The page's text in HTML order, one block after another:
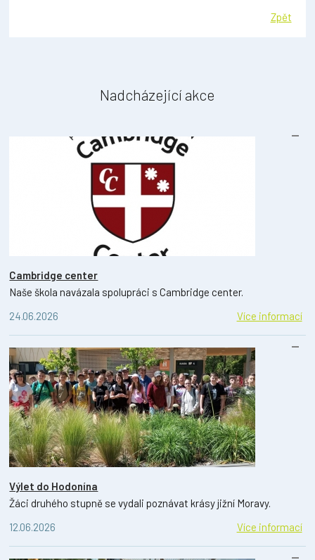
Zpět
Nadcházející akce
Cambridge center
Naše škola navázala spolupráci s Cambridge center.
24.06.2026
Více informací
Výlet do Hodonína
Žáci druhého stupně se vydali poznávat krásy jižní Moravy.
12.06.2026
Více informací